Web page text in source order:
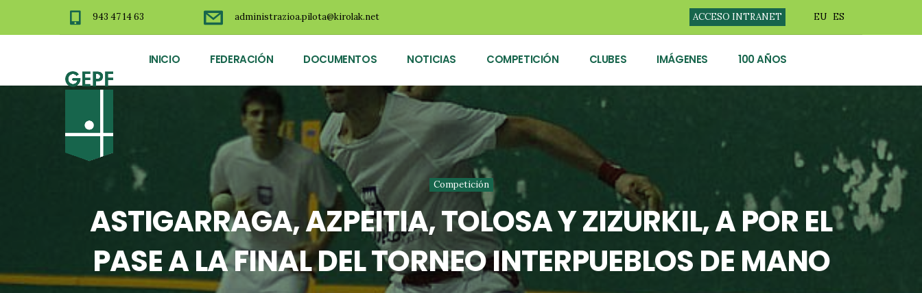
943 47 14 63 administrazioa.pilota@kirolak.net ACCESO INTRANET EU ES
INICIO FEDERACIÓN DOCUMENTOS NOTICIAS COMPETICIÓN CLUBES IMÁGENES 100 AÑOS
Competición
ASTIGARRAGA, AZPEITIA, TOLOSA Y ZIZURKIL, A POR EL
PASE A LA FINAL DEL TORNEO INTERPUEBLOS DE MANO